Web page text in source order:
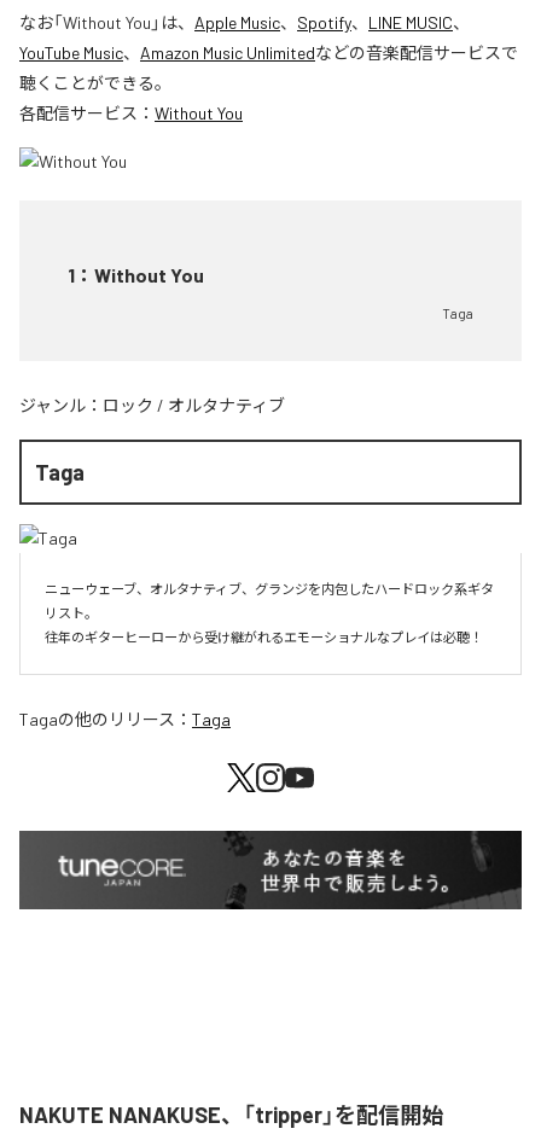
なお「Without You 」は、 Apple Music、 Spotify、 LINE MUSIC、
YouTube Music、 Amazon Music Unlimitedなどの音楽配信サービスで
聴くことができる。
各配信サービス： Without You
1 ： Without You
Taga
ジャンル： ロック / オルタナティブ
Taga
ニューウェーブ、オルタナティブ、グランジを内包したハードロック系ギタ
リスト。
往年のギターヒーローから受け継がれるエモーショナルなプレイは必聴！
Tagaの他のリリース： Taga
NAKUTE NANAKUSE、「tripper」を配信開始